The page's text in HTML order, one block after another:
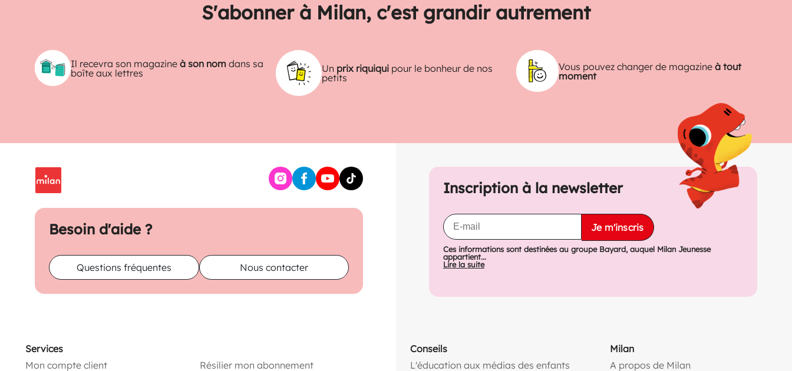
S'abonner à Milan, c'est grandir autrement
Il recevra son magazineà son nom dans sa
boîte aux lettres
Un prix riquiqui pour le bonheur de nos
petits
Vous pouvez changer de magazine à tout
moment
Besoin d'aide ?
Questions fréquentes Nous contacter
Inscription à la newsletter
Je m'inscris
Ces informations sont destinées au groupe Bayard, auquel Milan Jeunesse
appartient...
Lire la suite
Services
Mon compte client
Résilier mon abonnement
Conseils
L'éducation aux médias des enfants
Milan
A propos de Milan